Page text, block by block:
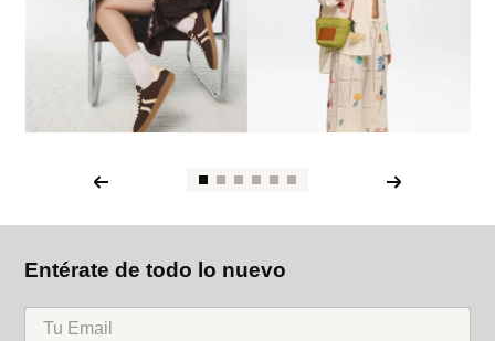
Entérate de todo lo nuevo